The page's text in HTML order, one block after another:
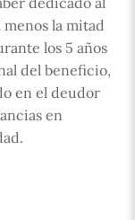
la mitad
los 5 años
del beneficio,
en el deudor
en